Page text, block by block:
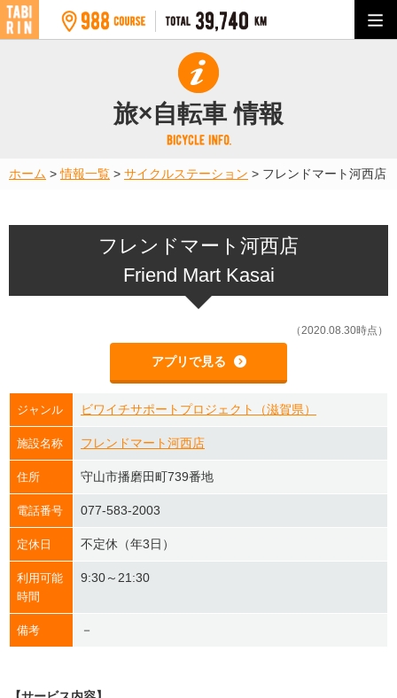
旅×自転車 情報
ホーム >情報一覧 > サイクルステーション > フレンドマート河西店
フレンドマート河西店
Friend Mart Kasai
（2020.08.30時点）
アプリで見る
ジャンル ビワイチサポートプロジェクト（滋賀県）
施設名称 フレンドマート河西店
住所 守山市播磨田町739番地
電話番号 077-583-2003
定休日 不定休（年3日）
利用可能
時間
9:30～21:30
備考 －